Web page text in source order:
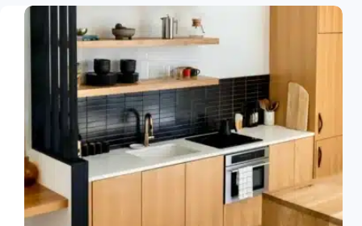
idées
déco
et
peinture
pour
meubles
et
façades